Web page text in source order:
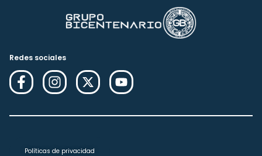
Redes sociales
Políticas de privacidad